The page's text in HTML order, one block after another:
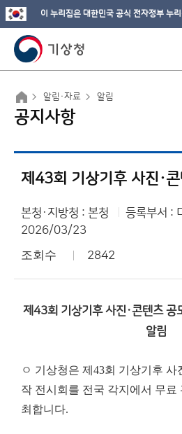
이 누리집은 대한민국 공식 전자정부 누
알림·자료 알림
공지사항
본청·지방청 : 본청
등록부서 :
2026/03/23
조회수 2842
제43회 기상기후 사진·콘텐츠 공
알림
ㅇ 기상청은 제43회 기상기후 사
작 전시회를 전국 각지에서 무료
최합니다.